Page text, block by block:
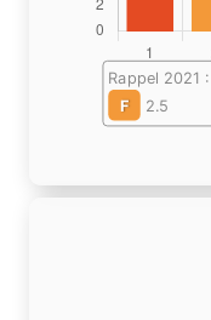
Rappel 2021 :
F
2.5